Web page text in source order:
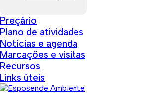
Preçário
Plano de atividades
Notícias e agenda
Marcações e visitas
Recursos
Links úteis